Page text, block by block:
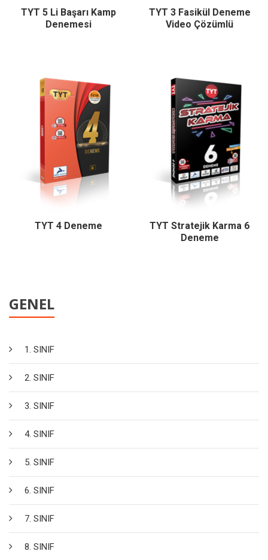
GENEL
1. SINIF
2. SINIF
3. SINIF
4. SINIF
5. SINIF
6. SINIF
7. SINIF
8. SINIF
TYT 5 Li Başarı Kamp
Denemesi
TYT 3 Fasikül Deneme
Video Çözümlü
TYT 4 Deneme
TYT Stratejik Karma 6
Deneme